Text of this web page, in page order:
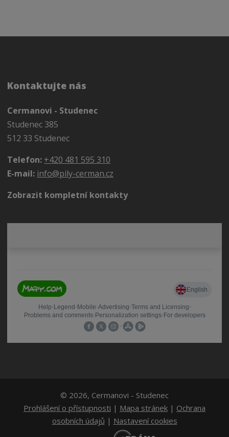
Kontaktujte nás
Cermanovi - Studenec
Studenec 385
512 33 Studenec
Telefon: +420 481 595 310
E-mail: info@pily-cerman.cz
Zobrazit kompletní kontakty
© 2026, Cermanovi - Studenec
Prohlášení o přístupnosti | Mapa stránek | Ochrana
osobních údajů | Nastavení cookies